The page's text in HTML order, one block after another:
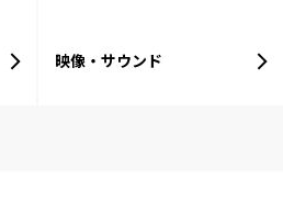
映像・サウンド